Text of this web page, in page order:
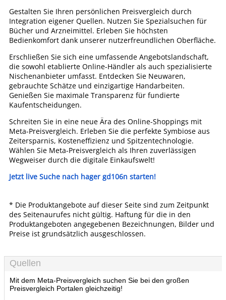
Gestalten Sie Ihren persönlichen Preisvergleich durch
Integration eigener Quellen. Nutzen Sie Spezialsuchen für
Bücher und Arzneimittel. Erleben Sie höchsten
Bedienkomfort dank unserer nutzerfreundlichen Oberfläche.
Erschließen Sie sich eine umfassende Angebotslandschaft,
die sowohl etablierte Online-Händler als auch spezialisierte
Nischenanbieter umfasst. Entdecken Sie Neuwaren,
gebrauchte Schätze und einzigartige Handarbeiten.
Genießen Sie maximale Transparenz für fundierte
Kaufentscheidungen.
Schreiten Sie in eine neue Ära des Online-Shoppings mit
Meta-Preisvergleich. Erleben Sie die perfekte Symbiose aus
Zeitersparnis, Kosteneffizienz und Spitzentechnologie.
Wählen Sie Meta-Preisvergleich als Ihren zuverlässigen
Wegweiser durch die digitale Einkaufswelt!
Jetzt live Suche nach hager gd106n starten!
* Die Produktangebote auf dieser Seite sind zum Zeitpunkt
des Seitenaurufes nicht gültig. Haftung für die in den
Produktangeboten angegebenen Bezeichnungen, Bilder und
Preise ist grundsätzlich ausgeschlossen.
Quellen
Mit dem Meta-Preisvergleich suchen Sie bei den großen
Preisvergleich Portalen gleichzeitig!